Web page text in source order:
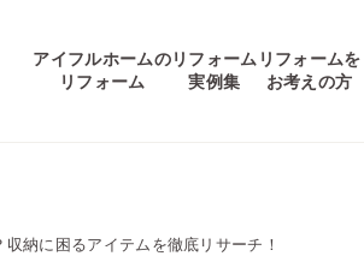
アイフルホームの
リフォーム
リフォーム
実例集
リフォームを
お考えの方
納に困るアイテムを徹底リサーチ！